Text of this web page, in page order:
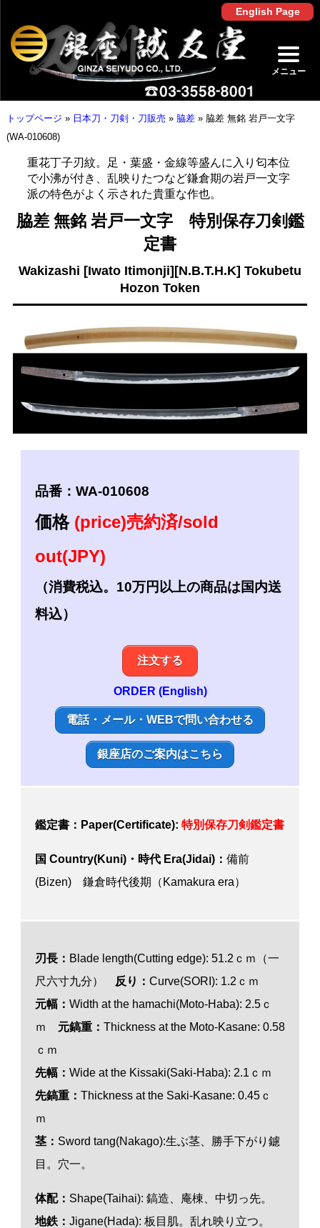
English Page
メニュー
トップページ » 日本刀・刀剣・刀販売 » 脇差» 脇差 無銘 岩戸一文字
(WA-010608)
重花丁子刃紋。足・葉盛・金線等盛んに入り匂本位
で小沸が付き、乱映りたつなど鎌倉期の岩戸一文字
派の特色がよく示された貴重な作也。
脇差 無銘 岩戸一文字 特別保存刀剣鑑
定書
Wakizashi [Iwato Itimonji][N.B.T.H.K] Tokubetu
Hozon Token
品番：WA-010608
価格 (price)売約済/sold
out(JPY)
（消費税込。10万円以上の商品は国内送
料込）
注文する
ORDER (English)
電話・メール・WEBで問い合わせる
銀座店のご案内はこちら
鑑定書：Paper(Certificate): 特別保存刀剣鑑定書
国 Country(Kuni)・時代 Era(Jidai)： 備前
(Bizen) 鎌倉時代後期（Kamakura era）
刃長： Blade length(Cutting edge): 51.2ｃｍ（一
尺六寸九分）
反り： Curve(SORI): 1.2ｃｍ
元幅： Width at the hamachi(Moto-Haba): 2.5ｃ
ｍ 元鎬重： Thickness at the Moto-Kasane: 0.58
ｃｍ
先幅： Wide at the Kissaki(Saki-Haba): 2.1ｃｍ
先鎬重： Thickness at the Saki-Kasane: 0.45ｃ
ｍ
茎： Sword tang(Nakago):生ぶ茎、勝手下がり鑢
目。穴一。
体配： Shape(Taihai): 鎬造、庵棟、中切っ先。
地鉄： Jigane(Hada): 板目肌。乱れ映り立つ。